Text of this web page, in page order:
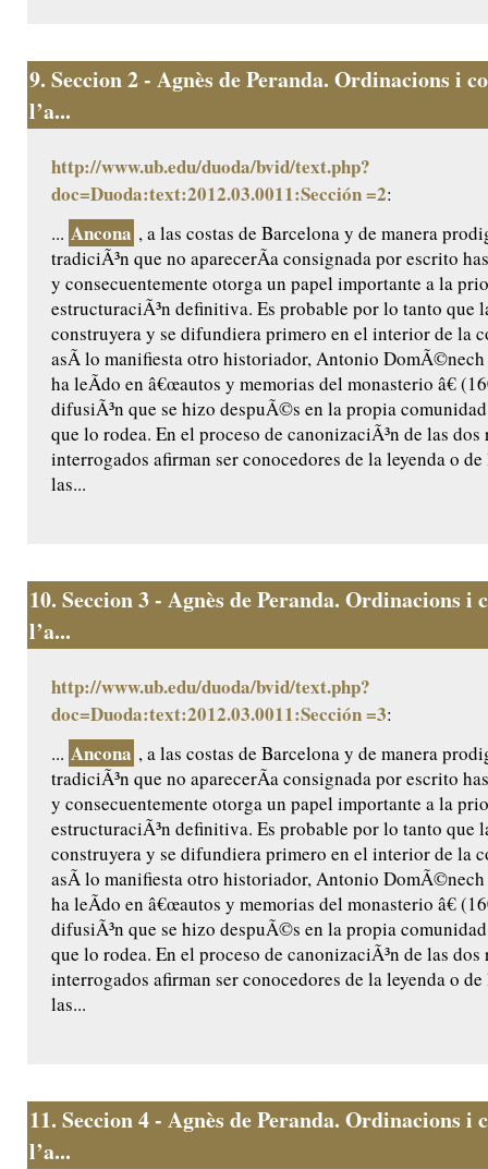
9. Seccion 2 - Agnès de Peranda. Ordinacions i
l’a...
http://www.ub.edu/duoda/bvid/text.php?
doc=Duoda:text:2012.03.0011:Sección =2:
... Ancona , a las costas de Barcelona y de manera
tradiciÃ³n que no aparecerÃ­a consignada por escrito
y consecuentemente otorga un papel importante a la
estructuraciÃ³n definitiva. Es probable por lo tanto que
construyera y se difundiera primero en el interior de la
asÃ­ lo manifiesta otro historiador, Antonio DomÃ©nech
ha leÃ­do en â€œautos y memorias del monasterio â€
difusiÃ³n que se hizo despuÃ©s en la propia
que lo rodea. En el proceso de canonizaciÃ³n de las
interrogados afirman ser conocedores de la leyenda o
las...
10. Seccion 3 - Agnès de Peranda. Ordinacions i
l’a...
http://www.ub.edu/duoda/bvid/text.php?
doc=Duoda:text:2012.03.0011:Sección =3:
... Ancona , a las costas de Barcelona y de manera
tradiciÃ³n que no aparecerÃ­a consignada por escrito
y consecuentemente otorga un papel importante a la
estructuraciÃ³n definitiva. Es probable por lo tanto que
construyera y se difundiera primero en el interior de la
asÃ­ lo manifiesta otro historiador, Antonio DomÃ©nech
ha leÃ­do en â€œautos y memorias del monasterio â€
difusiÃ³n que se hizo despuÃ©s en la propia
que lo rodea. En el proceso de canonizaciÃ³n de las
interrogados afirman ser conocedores de la leyenda o
las...
11. Seccion 4 - Agnès de Peranda. Ordinacions i
l’a...